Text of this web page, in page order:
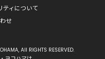
ティについて
せ
All RIGHTS RESERVED.